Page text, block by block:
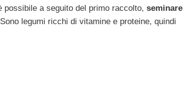
a seguito del primo raccolto, seminare
legumi ricchi di vitamine e proteine, quindi